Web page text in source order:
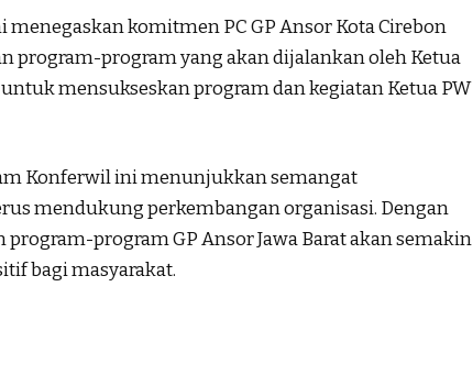
menegaskan komitmen PC GP Ansor Kota Cirebon
program-program yang akan dijalankan oleh Ketua
mensukseskan program dan kegiatan Ketua PW
Konferwil ini menunjukkan semangat
mendukung perkembangan organisasi. Dengan
program GP Ansor Jawa Barat akan semakin
bagi masyarakat.